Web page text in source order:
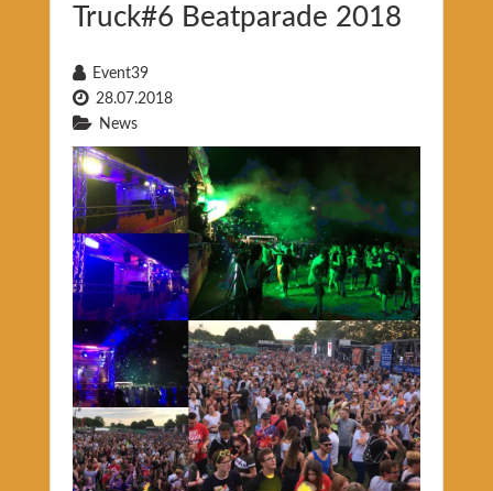
Truck#6 Beatparade 2018
Event39
28.07.2018
News